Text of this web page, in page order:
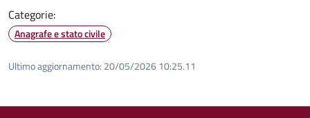
Categorie:
Anagrafe e stato civile
Ultimo aggiornamento: 20/05/2026 10:25.11